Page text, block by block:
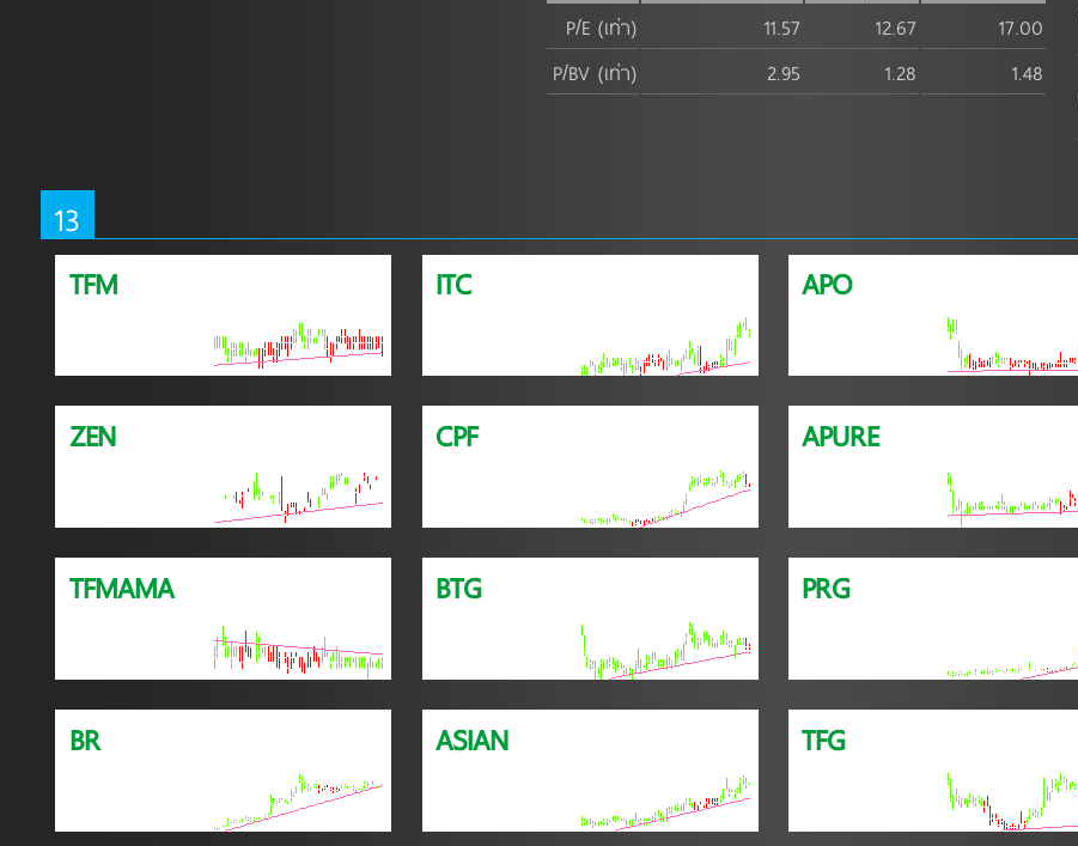
P/E (เท่า)
11.57 12.67
17.00
P/BV (เท่า)
2.95 1.28 1.48
13
TFM ITC APO
ZEN CPF APURE
TFMAMA BTG PRG
BR ASIAN TFG